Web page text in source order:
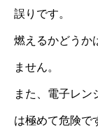
誤りです。
燃えるかどうか
ません。
また、電子レン
は極めて危険で